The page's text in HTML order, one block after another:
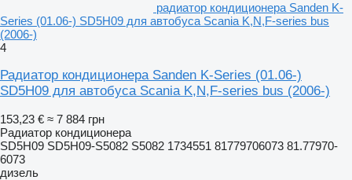
радиатор кондиционера Sanden K-
Series (01.06-) SD5H09 для автобуса Scania K,N,F-series bus
(2006-)
4
Радиатор кондиционера Sanden K-Series (01.06-)
SD5H09 для автобуса Scania K,N,F-series bus (2006-)
153,23 € ≈ 7 884 грн
Радиатор кондиционера
SD5H09 SD5H09-S5082 S5082 1734551 81779706073 81.77970-
6073
дизель